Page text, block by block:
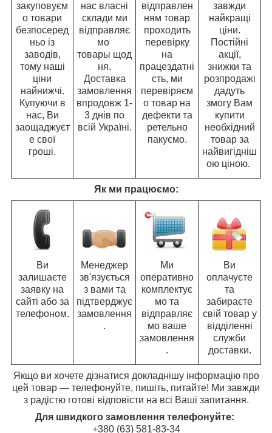
закуповуєм
о товари
безпосеред
ньо із
заводів,
тому наші
ціни
найнижчі.
Купуючи в
нас, Ви
заощаджуєт
е свої
гроші.
нас власні
склади ми
відправляє
мо
товары щод
ня.
Доставка
замовлення
впродовж 1-
3 днів по
всій Україні.
відправлен
ням товар
проходить
перевірку
на
працездатні
сть, ми
перевіряєм
о товар на
дефекти та
ретельно
пакуємо.
завжди
найкращі
ціни.
Постійні
акції,
знижки та
розпродажі
дадуть
змогу Вам
купити
необхідний
товар за
найвигідніш
ою ціною.
Як ми працюємо:
Ви
залишаєте
заявку на
сайті або за
телефоном.
Менеджер
зв'язується
з вами та
підтверджує
замовлення
.
Ми
оперативно
комплектує
мо та
відправляє
мо ваше
замовлення
.
Ви
оплачуєте
та
забираєте
свій товар у
відділенні
служби
доставки.
Якщо ви хочете дізнатися докладнішу інформацію про
цей товар — телефонуйте, пишіть, питайте! Ми завжди
з радістю готові відповісти на всі Ваші запитання.
Для швидкого замовлення телефонуйте:
+380 (63) 581-83-34